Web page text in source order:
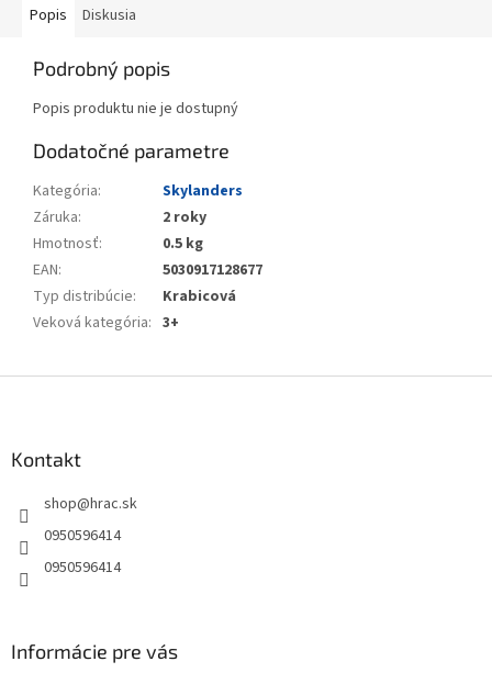
Popis Diskusia
Podrobný popis
Popis produktu nie je dostupný
Dodatočné parametre
Kategória:
Skylanders
Záruka:
2 roky
Hmotnosť:
0.5 kg
EAN:
5030917128677
Typ distribúcie:
Krabicová
Veková kategória: 3+
Kontakt
shop@hrac.sk
0950596414
0950596414
Informácie pre vás